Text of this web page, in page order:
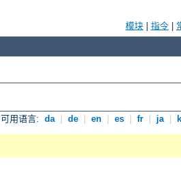
模块 指令
可用语言: da de en es fr ja